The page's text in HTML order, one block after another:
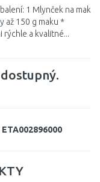
1 Mlynček na mak
až 150 g maku *
a kvalitné...
ETA002896000